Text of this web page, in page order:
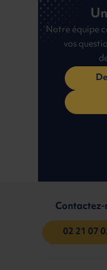
Notre équipe
vos
02 21 07